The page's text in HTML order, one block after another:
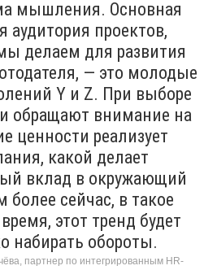
мышления. Основная
аудитория проектов,
делаем для развития
— это молодые
Y и Z. При выборе
обращают внимание на
ценности реализует
какой делает
вклад в окружающий
более сейчас, в такое
этот тренд будет
набирать обороты.
партнер по интегрированным HR-